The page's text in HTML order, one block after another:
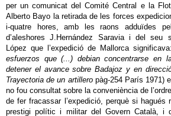
per un comunicat del Comité Central e la
Alberto Bayo la retirada de les forces
i-quatre hores, amb les raons adduïdes
d’aleshores J.Hernández Saravia i del seu
López que l’expedició de Mallorca
esfuerzos que (...) debian concentrarse en
detener el avance sobre Badajoz y en
Trayectoria de un artilleropàg-254 París 1971)
no fou consultat sobre la conveniència de
de fer fracassar l’expedició, perquè si hagués
prestigi polític i militar del Govern Català, i